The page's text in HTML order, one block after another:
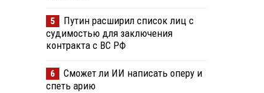
5
Путин расширил список лиц с
судимостью для заключения
контракта с ВС РФ
6
Сможет ли ИИ написать оперу и
спеть арию